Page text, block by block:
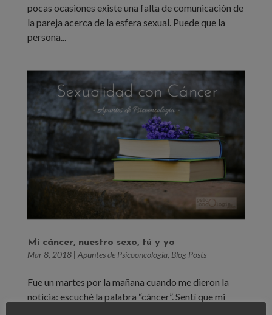
pocas ocasiones existe una falta de comunicación de
la pareja acerca de la esfera sexual. Puede que la
persona...
Mi cáncer, nuestro sexo, tú y yo
Mar 8, 2018| Apuntes de Psicooncología, Blog Posts
Fue un martes por la mañana cuando me dieron la
noticia: escuché la palabra “cáncer”. Sentí que mi